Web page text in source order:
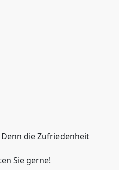
die Zufriedenheit
Sie gerne!